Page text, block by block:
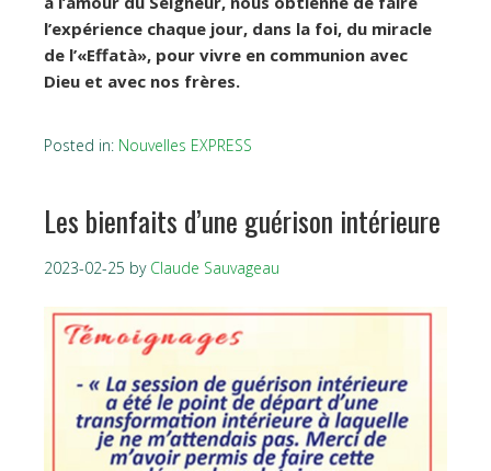
l’expérience chaque jour, dans la foi, du miracle
de l’«Effatà», pour vivre en communion avec
Dieu et avec nos frères.
Posted in: Nouvelles EXPRESS
Les bienfaits d’une guérison intérieure
2023-02-25 by Claude Sauvageau